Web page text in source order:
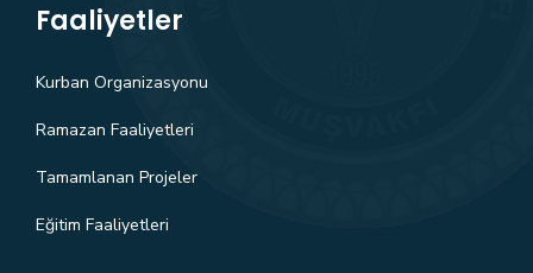
Faaliyetler
Kurban Organizasyonu
Ramazan Faaliyetleri
Tamamlanan Projeler
Eğitim Faaliyetleri